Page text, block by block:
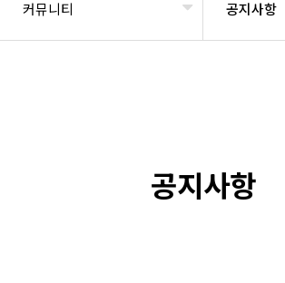
커뮤니티 공지사항
공지사항